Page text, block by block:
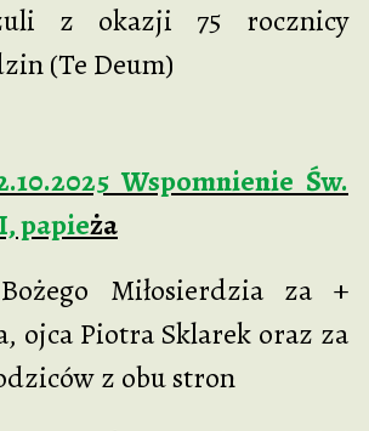
z okazji 75 rocznicy
(Te Deum)
Wspomnienie Św.
papieża
Miłosierdzia za +
ojca Piotra Sklarek oraz za
z obu stron